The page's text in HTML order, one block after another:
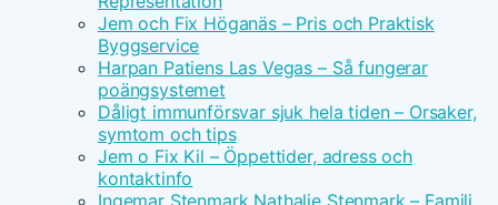
Jem och Fix Höganäs – Pris och Praktisk
Byggservice
Harpan Patiens Las Vegas – Så fungerar
poängsystemet
Dåligt immunförsvar sjuk hela tiden – Orsaker,
symtom och tips
Jem o Fix Kil – Öppettider, adress och
kontaktinfo
Ingemar Stenmark Nathalie Stenmark – Familj,